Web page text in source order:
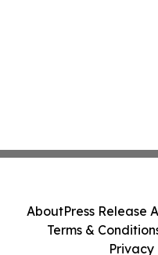
AboutPress Release
Terms &
Privacy